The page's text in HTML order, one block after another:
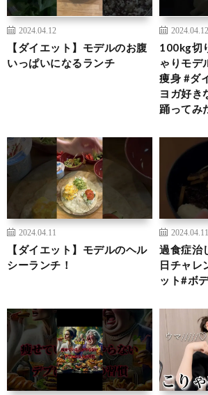
2024.04.12
【ダイエット】モデルのお腹
いっぱいになるランチ
2024.04.12
100kg切
ゃりモデ
痩身 #ダ
ヨガ好き
踊ってみ
2024.04.11
【ダイエット】モデルのヘル
シーランチ！
2024.04.11
過食症治
日チャレ
ット#ボ